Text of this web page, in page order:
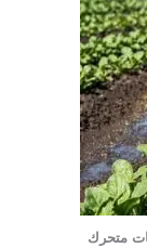
متحرك